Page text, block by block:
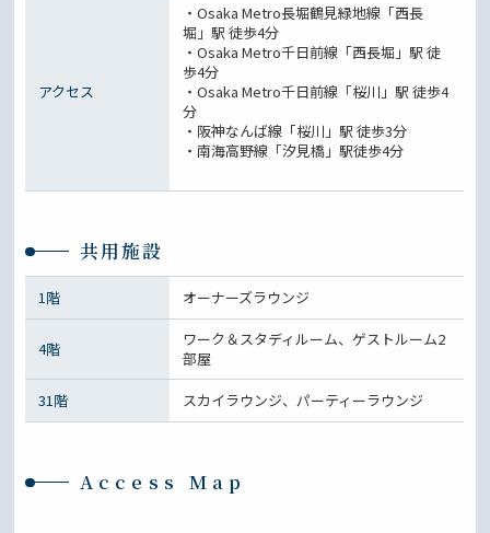
アクセス
・Osaka Metro長堀鶴見緑地線「西長
堀」駅 徒歩4分
・Osaka Metro千日前線「西長堀」駅 徒
歩4分
・Osaka Metro千日前線「桜川」駅 徒歩4
分
・阪神なんば線「桜川」駅 徒歩3分
・南海高野線「汐見橋」駅徒歩4分
共用施設
1階 オーナーズラウンジ
4階
ワーク＆スタディルーム、ゲストルーム2
部屋
31階
スカイラウンジ、パーティーラウンジ
Access Map